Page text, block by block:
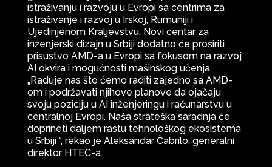
istraživanju i razvoju u Evropi sa centrima za
istraživanje i razvoj u Irskoj, Rumuniji i
Ujedinjenom Kraljevstvu. Novi centar za
inženjerski dizajn u Srbiji dodatno će proširiti
prisustvo AMD-a u Evropi sa fokusom na razvoj
AI okvira i mogućnosti mašinskog učenja.
„Raduje nas što ćemo raditi zajedno sa AMD-
om i podržavati njihove planove da ojačaju
svoju poziciju u AI inženjeringu i računarstvu u
centralnoj Evropi. Naša strateška saradnja će
doprineti daljem rastu tehnološkog ekosistema
u Srbiji “, rekao je Aleksandar Čabrilo, generalni
direktor HTEC-a.